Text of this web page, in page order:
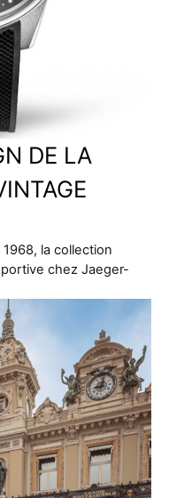
DE LA
la collection
chez Jaeger-